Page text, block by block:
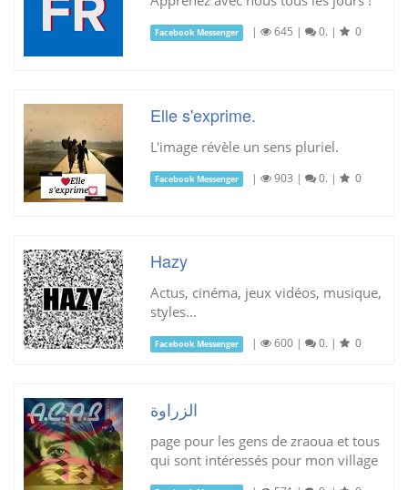
Facebook Messenger | 645 | 0. | 0
Elle s'exprime.
L'image révèle un sens pluriel.
Facebook Messenger | 903 | 0. | 0
Hazy
Actus, cinéma, jeux vidéos, musique,
styles...
Facebook Messenger | 600 | 0. | 0
الزراوة
page pour les gens de zraoua et tous
qui sont intéressés pour mon village